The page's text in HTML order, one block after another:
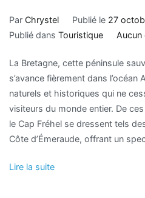
Par Chrystel Publié le 27
Publié dans Touristique Aucun
La Bretagne, cette péninsule
s’avance fièrement dans
naturels et historiques qui ne
visiteurs du monde entier. De
le Cap Fréhel se dressent tels
Côte d’Émeraude, offrant un
Lire la suite